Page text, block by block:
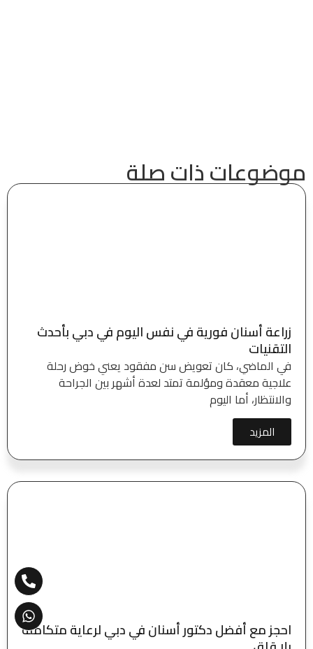
موضوعات ذات صلة
زراعة أسنان فورية في نفس اليوم في دبي بأحدث
التقنيات
في الماضي، كان تعويض سن مفقود يعني خوض رحلة
علاجية معقدة ومؤلمة تمتد لعدة أشهر بين الجراحة
والانتظار، أما اليوم
المزيد
احجز مع أفضل دكتور أسنان في دبي لرعاية متكاملة